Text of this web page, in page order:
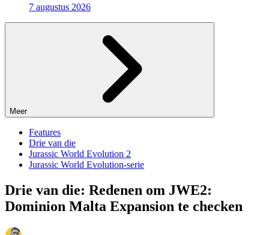
7 augustus 2026
Meer
Features
Drie van die
Jurassic World Evolution 2
Jurassic World Evolution-serie
Drie van die: Redenen om JWE2:
Dominion Malta Expansion te checken